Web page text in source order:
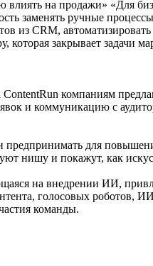
на продажи» «Для
заменять ручные
из CRM,
закрывает задачи
компаниям
и коммуникацию с
для
нишу и покажут, как
на внедрении ИИ,
голосовых роботов,
команды.